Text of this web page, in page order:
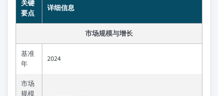
关键
要点
详细信息
市场规模与增长
基准
年
2024
市场
规模